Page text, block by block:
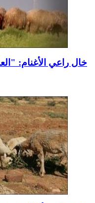
خال راعي الأغنام: